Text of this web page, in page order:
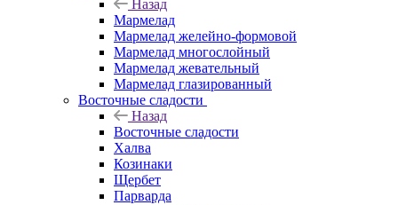
Назад
Мармелад
Мармелад желейно-формовой
Мармелад многослойный
Мармелад жевательный
Мармелад глазированный
Восточные сладости
Назад
Восточные сладости
Халва
Козинаки
Щербет
Парварда